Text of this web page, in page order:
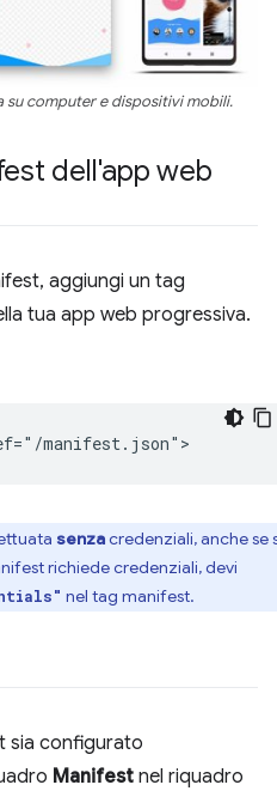
su computer e dispositivi mobili.
dell'app web
aggiungi un tag
tua app web progressiva.
senzacredenziali, anche se
richiede credenziali, devi
nel tag manifest.
sia configurato
Manifest nel riquadro